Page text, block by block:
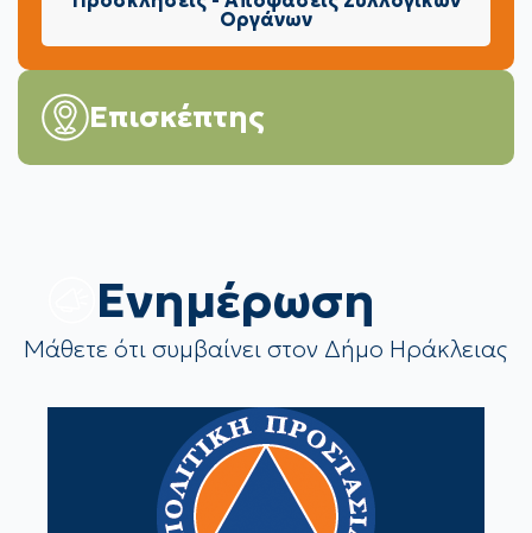
Οργάνων
Επισκέπτης
Eνημέρωση
Μάθετε ότι συμβαίνει στον Δήμο Ηράκλειας